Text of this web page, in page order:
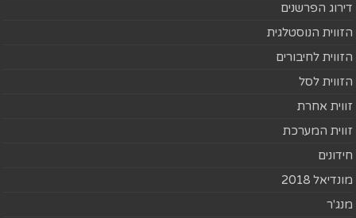
דירוג הפרשנים
הזווית הנוסטלגית
הזווית לחיבורים
הזווית לסל
זווית אחרת
זווית המערכת
חידונים
מונדיאל 2018
מנג'ר